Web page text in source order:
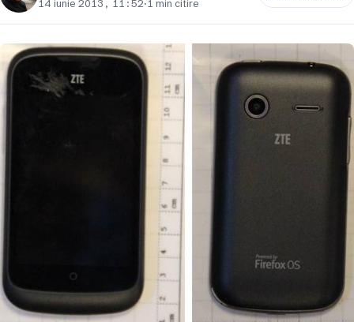
14 iunie 2013, 11:52·1 min citire